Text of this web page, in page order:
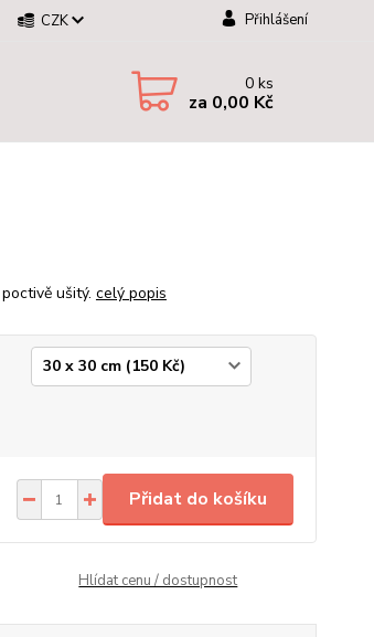
CZK Přihlášení
0ks
za 0,00 Kč
ušitý. celý popis
Přidat do košíku
Hlídat cenu / dostupnost